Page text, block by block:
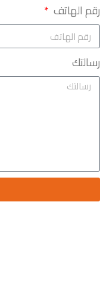
رقم الهاتف
رسالتك